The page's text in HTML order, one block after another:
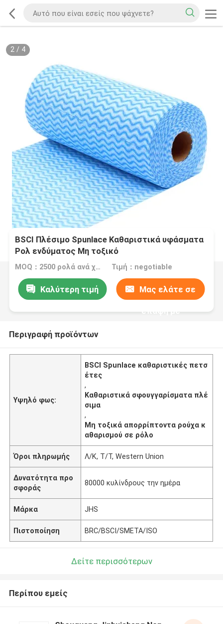
2/ 4
BSCI Πλέσιμο Spunlace Καθαριστικά υφάσματα
Ρολ ενδύματος Μη τοξικό
Ξαναχρησιμοποιούμενο
MOQ：2500 ρολά ανά χρώμα Τιμή：negotiable
Καλύτερη τιμή Μας ελάτε σε
επαφή με
Περιγραφή προϊόντων
Υψηλό φως:
BSCI Spunlace καθαριστικές πετσ
έτες
,
Καθαριστικά σφουγγαρίσματα πλέ
σιμα
,
Μη τοξικά απορρίπτοντα ρούχα κ
αθαρισμού σε ρόλο
Όροι πληρωμής Λ/Κ, Τ/Τ, Western Union
Δυνατότητα προ
σφοράς
80000 κυλίνδρους την ημέρα
Μάρκα JHS
Πιστοποίηση BRC/BSCI/SMETA/ISO
Δείτε περισσότερων
Περίπου εμείς